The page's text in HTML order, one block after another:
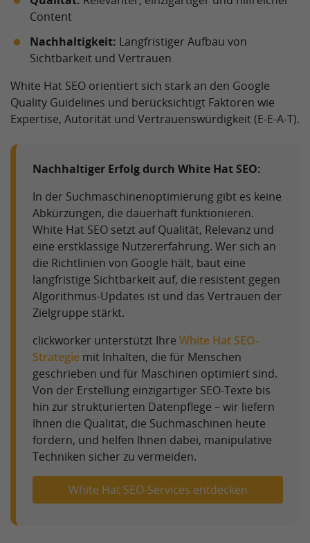
Content
Nachhaltigkeit: Langfristiger Aufbau von
Sichtbarkeit und Vertrauen
White Hat SEO orientiert sich stark an den Google
Quality Guidelines und berücksichtigt Faktoren wie
Expertise, Autorität und Vertrauenswürdigkeit (E-E-A-T).
Nachhaltiger Erfolg durch White Hat SEO:
In der Suchmaschinenoptimierung gibt es keine
Abkürzungen, die dauerhaft funktionieren.
White Hat SEO setzt auf Qualität, Relevanz und
eine erstklassige Nutzererfahrung. Wer sich an
die Richtlinien von Google hält, baut eine
langfristige Sichtbarkeit auf, die resistent gegen
Algorithmus-Updates ist und das Vertrauen der
Zielgruppe stärkt.
clickworker unterstützt Ihre White Hat SEO-
Strategie mit Inhalten, die für Menschen
geschrieben und für Maschinen optimiert sind.
Von der Erstellung einzigartiger SEO-Texte bis
hin zur strukturierten Datenpflege – wir liefern
Ihnen die Qualität, die Suchmaschinen heute
fordern, und helfen Ihnen dabei, manipulative
Techniken sicher zu vermeiden.
White Hat SEO-Services entdecken